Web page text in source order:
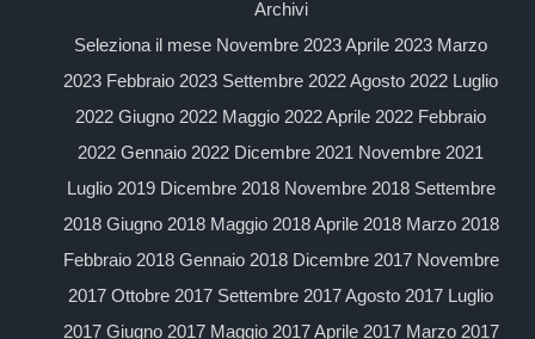
Archivi
Seleziona il mese Novembre 2023 Aprile 2023 Marzo
2023 Febbraio 2023 Settembre 2022 Agosto 2022 Luglio
2022 Giugno 2022 Maggio 2022 Aprile 2022 Febbraio
2022 Gennaio 2022 Dicembre 2021 Novembre 2021
Luglio 2019 Dicembre 2018 Novembre 2018 Settembre
2018 Giugno 2018 Maggio 2018 Aprile 2018 Marzo 2018
Febbraio 2018 Gennaio 2018 Dicembre 2017 Novembre
2017 Ottobre 2017 Settembre 2017 Agosto 2017 Luglio
2017 Giugno 2017 Maggio 2017 Aprile 2017 Marzo 2017